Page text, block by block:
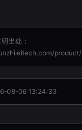
出处：
product/
08-06 13:24:33